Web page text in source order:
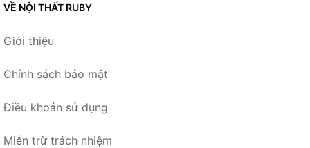
VỀ NỘI THẤT RUBY
Giới thiệu
Chính sách bảo mật
Điều khoản sử dụng
Miễn trừ trách nhiệm